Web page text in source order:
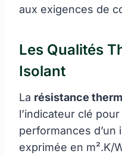
aux exigences de
Les Qualités
Isolant
La résistance
l’indicateur clé
performances d’un
exprimée en m².K/